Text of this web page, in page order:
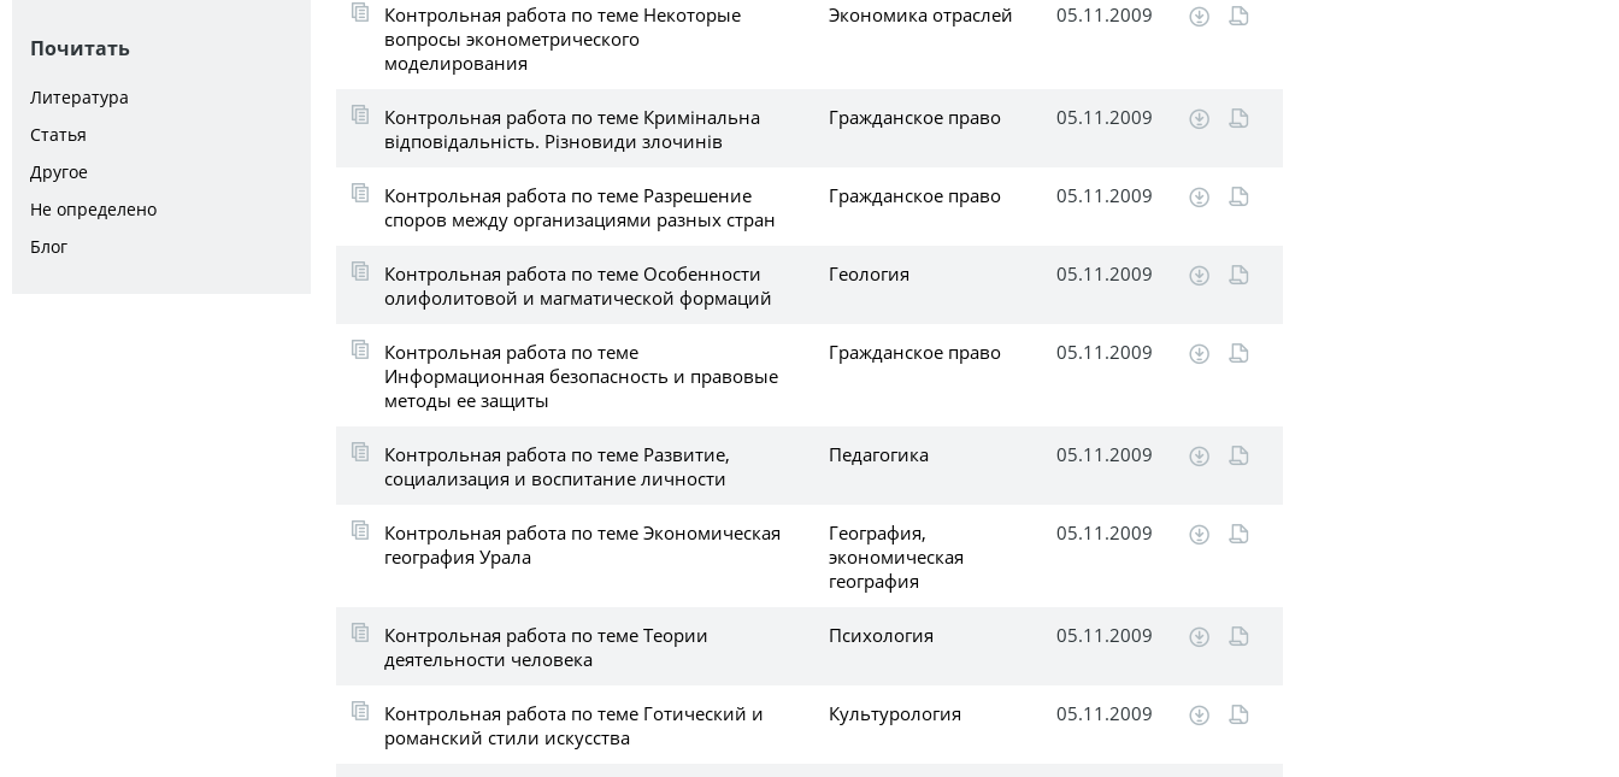
Почитать
Литература
Статья
Другое
Не определено
Блог
Контрольная работа по теме Некоторые
вопросы эконометрического
моделирования
Экономика отраслей 05.11.2009
Контрольная работа по теме Кримінальна
відповідальність. Різновиди злочинів
Гражданское право 05.11.2009
Контрольная работа по теме Разрешение
споров между организациями разных стран
Гражданское право 05.11.2009
Контрольная работа по теме Особенности
олифолитовой и магматической формаций
Геология 05.11.2009
Контрольная работа по теме
Информационная безопасность и правовые
методы ее защиты
Гражданское право 05.11.2009
Контрольная работа по теме Развитие,
социализация и воспитание личности
Педагогика 05.11.2009
Контрольная работа по теме Экономическая
география Урала
География,
экономическая
география
05.11.2009
Контрольная работа по теме Теории
деятельности человека
Психология 05.11.2009
Контрольная работа по теме Готический и
романский стили искусства
Культурология 05.11.2009